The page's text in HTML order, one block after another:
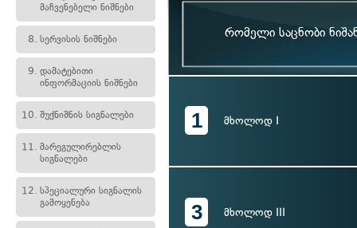
მაჩვენებელი ნიშნები
8. სერვისის ნიშნები
9. დამატებითი
ინფორმაციის ნიშნები
10. შუქნიშნის სიგნალები
11. მარეგულირებლის
სიგნალები
12. სპეციალური სიგნალის
გამოყენება
რომელი საცნობი
1 მხოლოდ I
3 მხოლოდ III